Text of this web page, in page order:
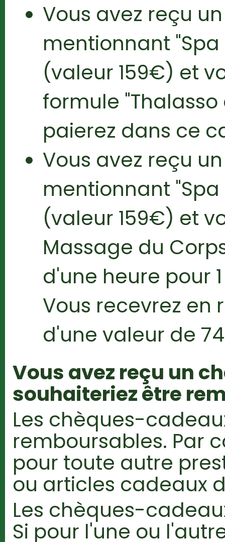
Vous avez reçu
mentionnant "Spa
(valeur 159€) et
formule
paierez dans ce
Vous avez reçu
mentionnant "Spa
(valeur 159€) et
Massage du
d'une heure pour
Vous recevrez
d'une valeur de
Vous avez reçu un
souhaiteriez être
Les chèques-
remboursables. Par
pour toute autre
ou articles cadeaux
Les chèques-
Si pour l'une ou